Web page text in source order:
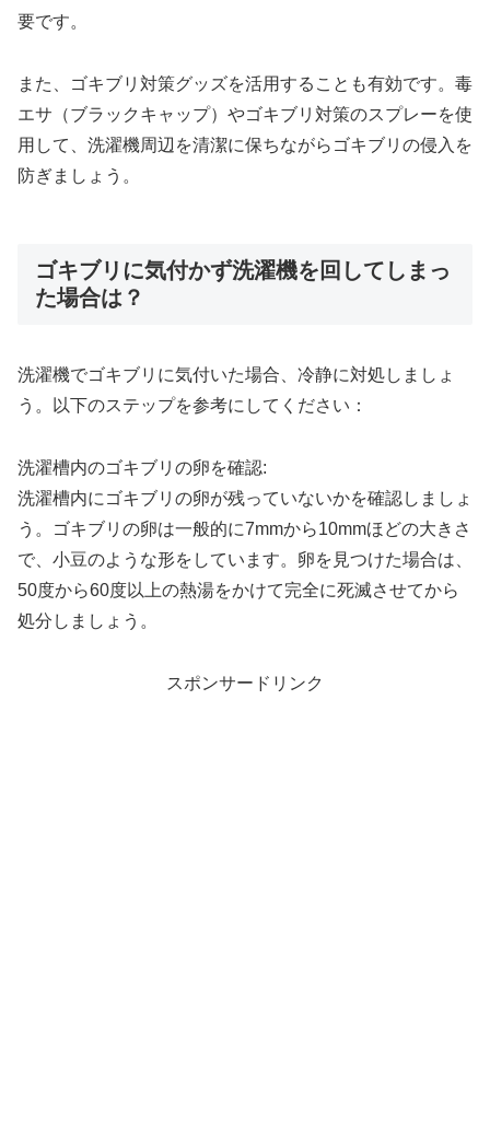
要です。
また、ゴキブリ対策グッズを活用することも有効です。毒
エサ（ブラックキャップ）やゴキブリ対策のスプレーを使
用して、洗濯機周辺を清潔に保ちながらゴキブリの侵入を
防ぎましょう。
ゴキブリに気付かず洗濯機を回してしまっ
た場合は？
洗濯機でゴキブリに気付いた場合、冷静に対処しましょ
う。以下のステップを参考にしてください：
洗濯槽内のゴキブリの卵を確認:
洗濯槽内にゴキブリの卵が残っていないかを確認しましょ
う。ゴキブリの卵は一般的に7mmから10mmほどの大きさ
で、小豆のような形をしています。卵を見つけた場合は、
50度から60度以上の熱湯をかけて完全に死滅させてから
処分しましょう。
スポンサードリンク